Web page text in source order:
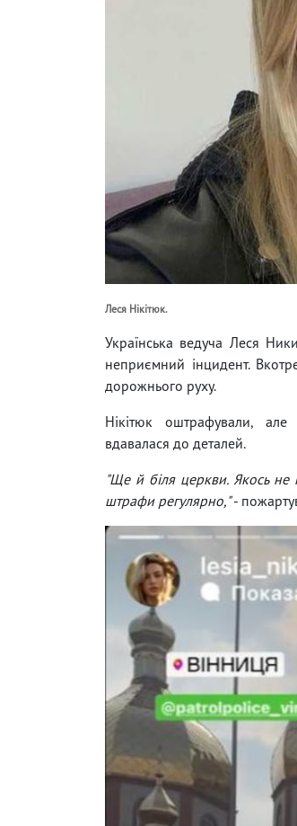
Леся Нікітюк.
Українська ведуча Леся
неприємний інцидент.
дорожнього руху.
Нікітюк оштрафували,
вдавалася до деталей.
"Ще й біля церкви. Якось не
штрафи регулярно,"-